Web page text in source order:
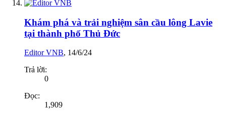
Khám phá và trải nghiệm sân cầu lông Lavie
tại thành phố Thủ Đức
Editor VNB, 14/6/24
Trả lời:
0
Đọc:
1,909